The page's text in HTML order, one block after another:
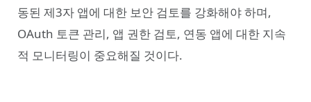
동된 제3자 앱에 대한 보안 검토를 강화해야 하며,
OAuth 토큰 관리, 앱 권한 검토, 연동 앱에 대한 지속
적 모니터링이 중요해질 것이다.